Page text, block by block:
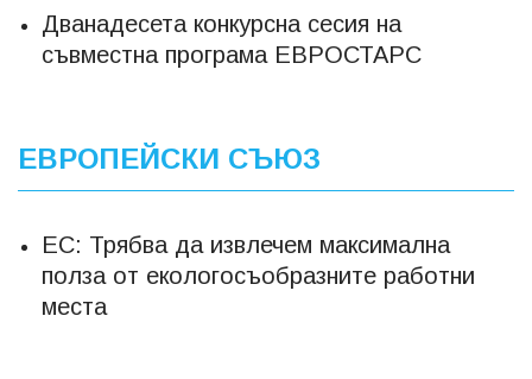
Дванадесета конкурсна сесия на
съвместна програма ЕВРОСТАРС
ЕВРОПЕЙСКИ СЪЮЗ
ЕС: Трябва да извлечем максимална
полза от екологосъобразните работни
места